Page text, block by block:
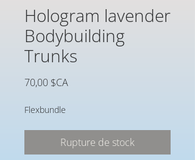
Hologram lavender
Bodybuilding
Trunks
70,00 $CA
Flexbundle
Rupture de stock